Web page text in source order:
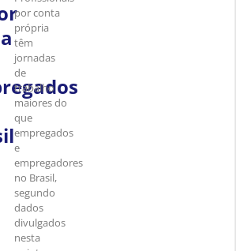
por conta
própria
têm
jornadas
de
trabalho
maiores do
que
empregados
e
empregadores
no Brasil,
segundo
dados
divulgados
nesta